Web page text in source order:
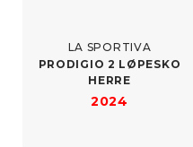
LA SPORTIVA
PRODIGIO 2 LØPESKO
HERRE
2024